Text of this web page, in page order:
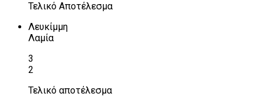
Τελικό Αποτέλεσμα
Λευκίμμη
Λαμία
3
2
Τελικό αποτέλεσμα